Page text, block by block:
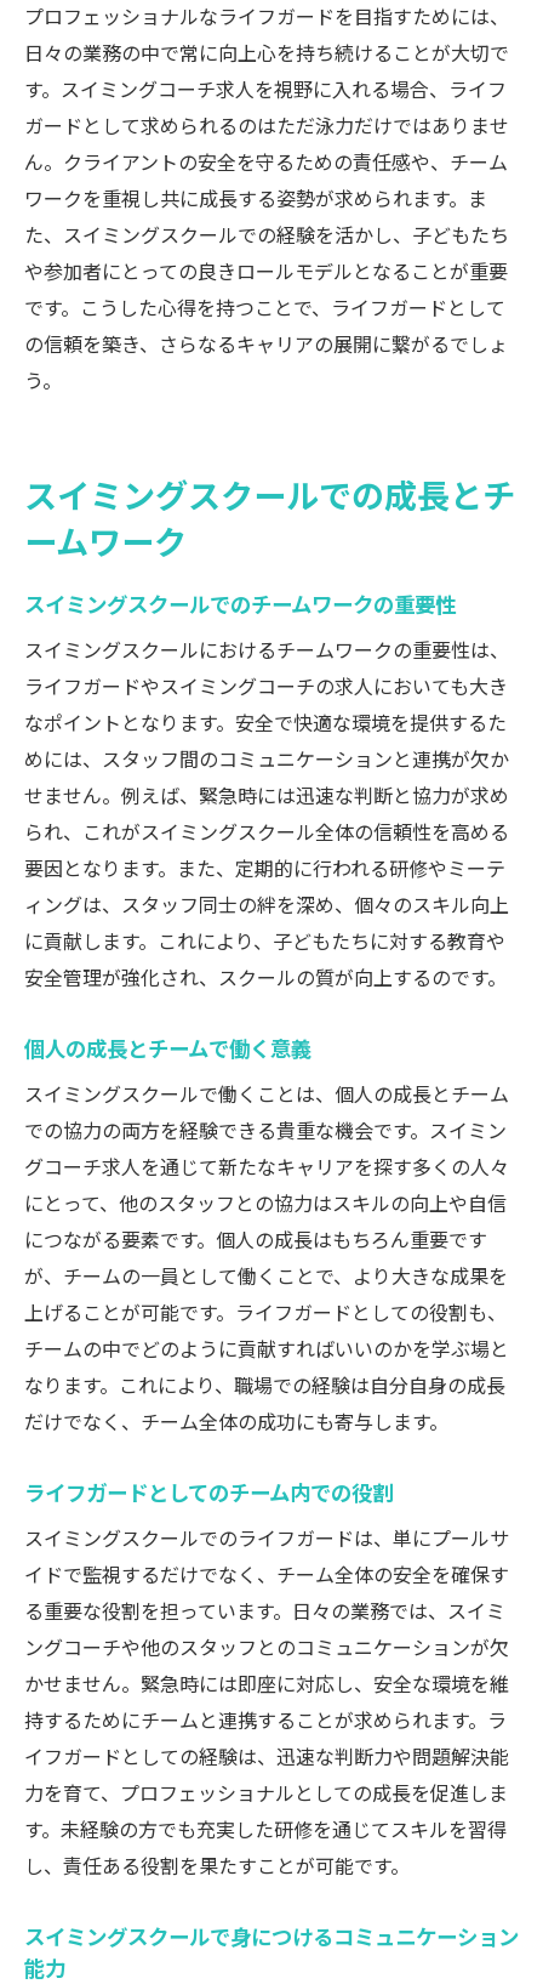
プロフェッショナルなライフガードを目指すためには、
日々の業務の中で常に向上心を持ち続けることが大切で
す。スイミングコーチ求人を視野に入れる場合、ライフ
ガードとして求められるのはただ泳力だけではありませ
ん。クライアントの安全を守るための責任感や、チーム
ワークを重視し共に成長する姿勢が求められます。ま
た、スイミングスクールでの経験を活かし、子どもたち
や参加者にとっての良きロールモデルとなることが重要
です。こうした心得を持つことで、ライフガードとして
の信頼を築き、さらなるキャリアの展開に繋がるでしょ
う。
スイミングスクールでの成長とチ
ームワーク
スイミングスクールでのチームワークの重要性
スイミングスクールにおけるチームワークの重要性は、
ライフガードやスイミングコーチの求人においても大き
なポイントとなります。安全で快適な環境を提供するた
めには、スタッフ間のコミュニケーションと連携が欠か
せません。例えば、緊急時には迅速な判断と協力が求め
られ、これがスイミングスクール全体の信頼性を高める
要因となります。また、定期的に行われる研修やミーテ
ィングは、スタッフ同士の絆を深め、個々のスキル向上
に貢献します。これにより、子どもたちに対する教育や
安全管理が強化され、スクールの質が向上するのです。
個人の成長とチームで働く意義
スイミングスクールで働くことは、個人の成長とチーム
での協力の両方を経験できる貴重な機会です。スイミン
グコーチ求人を通じて新たなキャリアを探す多くの人々
にとって、他のスタッフとの協力はスキルの向上や自信
につながる要素です。個人の成長はもちろん重要です
が、チームの一員として働くことで、より大きな成果を
上げることが可能です。ライフガードとしての役割も、
チームの中でどのように貢献すればいいのかを学ぶ場と
なります。これにより、職場での経験は自分自身の成長
だけでなく、チーム全体の成功にも寄与します。
ライフガードとしてのチーム内での役割
スイミングスクールでのライフガードは、単にプールサ
イドで監視するだけでなく、チーム全体の安全を確保す
る重要な役割を担っています。日々の業務では、スイミ
ングコーチや他のスタッフとのコミュニケーションが欠
かせません。緊急時には即座に対応し、安全な環境を維
持するためにチームと連携することが求められます。ラ
イフガードとしての経験は、迅速な判断力や問題解決能
力を育て、プロフェッショナルとしての成長を促進しま
す。未経験の方でも充実した研修を通じてスキルを習得
し、責任ある役割を果たすことが可能です。
スイミングスクールで身につけるコミュニケーション
能力